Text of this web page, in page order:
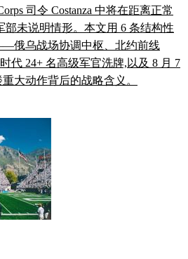
司令 Costanza 中将在距离正常
部未说明情形。本文用 6 条结构性
俄乌战场协调中枢、北约前线
代 24+ 名高级军官洗牌,以及 8 月 7
大动作背后的战略含义。